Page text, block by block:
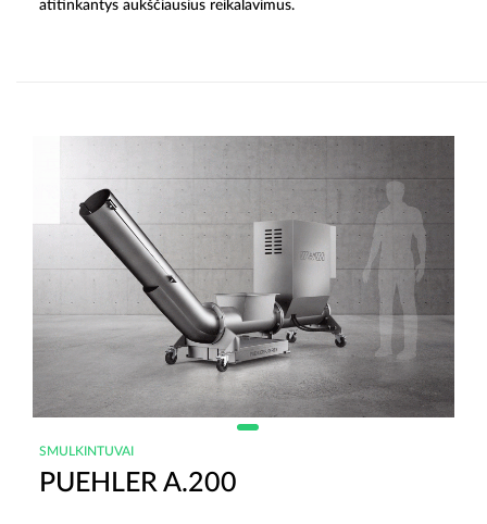
atitinkantys aukščiausius reikalavimus.
SMULKINTUVAI
PUEHLER A.200